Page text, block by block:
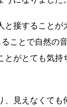
と接することが
ことで自然の
とがとても気持
、見えなくても